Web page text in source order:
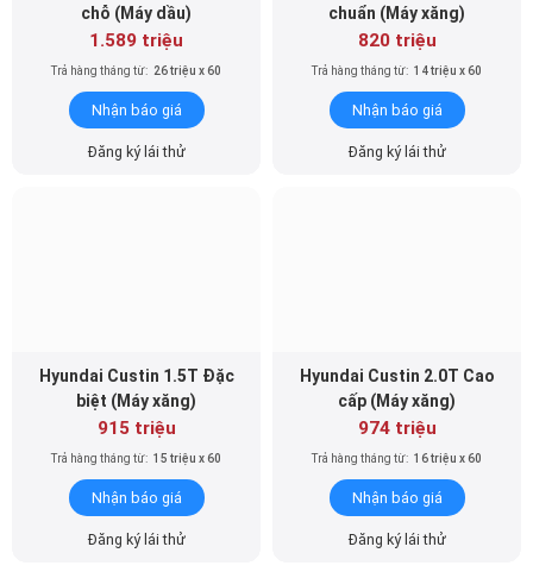
chỗ (Máy dầu)
1.589 triệu
Trả hàng tháng từ: 26 triệu x 60
Nhận báo giá
Đăng ký lái thử
chuẩn (Máy xăng)
820 triệu
Trả hàng tháng từ: 14 triệu x 60
Nhận báo giá
Đăng ký lái thử
Hyundai Custin 1.5T Ðặc
biệt (Máy xăng)
915 triệu
Trả hàng tháng từ: 15 triệu x 60
Nhận báo giá
Đăng ký lái thử
Hyundai Custin 2.0T Cao
cấp (Máy xăng)
974 triệu
Trả hàng tháng từ: 16 triệu x 60
Nhận báo giá
Đăng ký lái thử